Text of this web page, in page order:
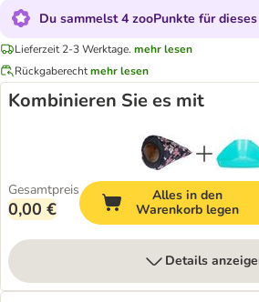
Du sammelst 4 zooPunkte für
Lieferzeit 2-3 Werktage. mehr lesen
Rückgaberechtmehr lesen
Kombinieren Sie es mit
Gesamtpreis
0,00 €
Alles in den
Warenkorb legen
Details